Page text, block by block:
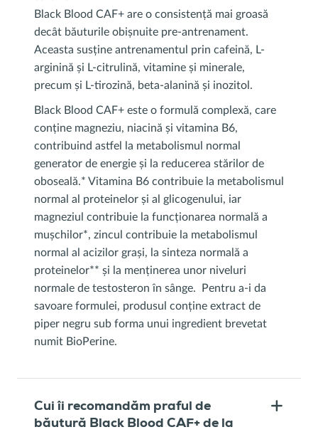
Black Blood CAF+ are o consistență mai groasă
decât băuturile obișnuite pre-antrenament.
Aceasta susține antrenamentul prin cafeină, L-
arginină și L-citrulină, vitamine și minerale,
precum și L-tirozină, beta-alanină și inozitol.
Black Blood CAF+ este o formulă complexă, care
conține magneziu, niacină și vitamina B6,
contribuind astfel la metabolismul normal
generator de energie și la reducerea stărilor de
oboseală.* Vitamina B6 contribuie la metabolismul
normal al proteinelor și al glicogenului, iar
magneziul contribuie la funcționarea normală a
mușchilor*, zincul contribuie la metabolismul
normal al acizilor grași, la sinteza normală a
proteinelor** și la menținerea unor niveluri
normale de testosteron în sânge. Pentru a-i da
savoare formulei, produsul conține extract de
piper negru sub forma unui ingredient brevetat
numit BioPerine.
Cui îi recomandăm praful de
băutură Black Blood CAF+ de la